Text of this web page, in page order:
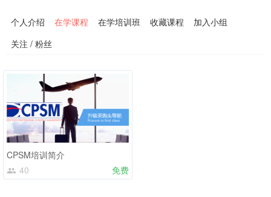
个人介绍 在学课程 在学培训班 收藏课程
加入小组
关注 / 粉丝
CPSM培训简介
40
免费